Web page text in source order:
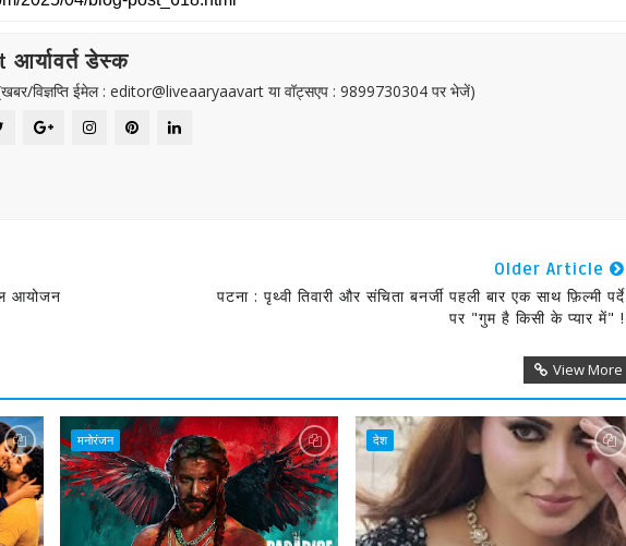
डेस्क
विज्ञप्ति ईमेल : editor@liveaaryaavart या वॉट्सएप : 9899730304 पर भेजें)
आयोजन
Older Article
पटना : पृथ्वी तिवारी और संचिता बनर्जी पहली बार एक साथ फ़िल्मी पर्दे
पर "गुम है किसी के प्यार में" !
View More
मनोरंजन देश